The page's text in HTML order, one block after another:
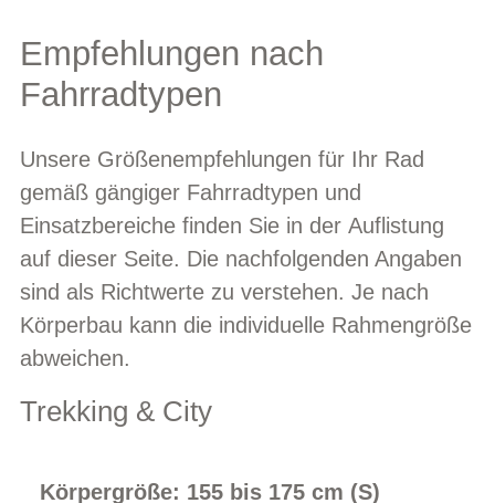
Empfehlungen nach
Fahrradtypen
Unsere Größenempfehlungen für Ihr Rad
gemäß gängiger Fahrradtypen und
Einsatzbereiche finden Sie in der Auflistung
auf dieser Seite. Die nachfolgenden Angaben
sind als Richtwerte zu verstehen. Je nach
Körperbau kann die individuelle Rahmengröße
abweichen.
Trekking & City
Körpergröße: 155 bis 175 cm (S)